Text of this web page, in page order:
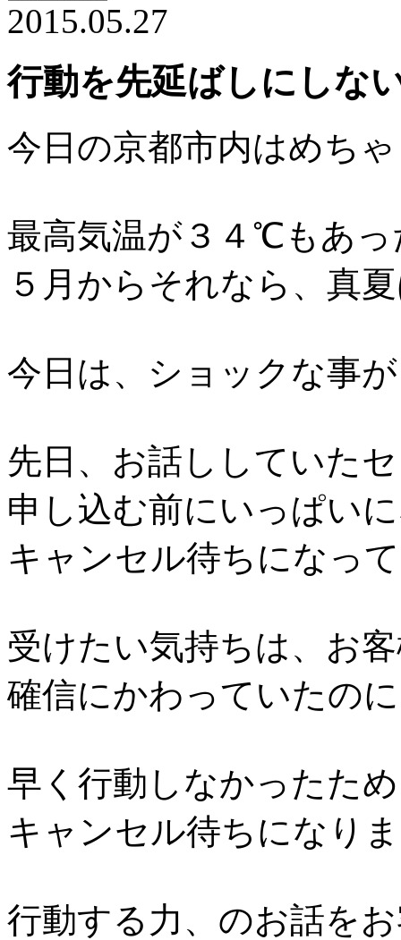
2015.05.27
行動を先延ばしにしな
今日の京都市内はめち
最高気温が３４℃もあっ
５月からそれなら、真
今日は、ショックな事
先日、お話ししていた
申し込む前にいっぱい
キャンセル待ちになっ
受けたい気持ちは、お
確信にかわっていたのに
早く行動しなかったた
キャンセル待ちになり
行動する力、のお話を